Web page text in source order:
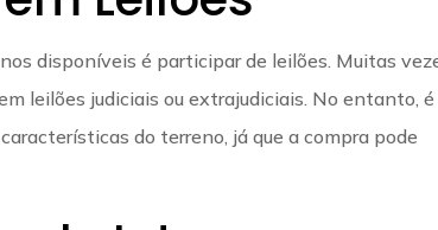
disponíveis é participar de leilões. Muitas
leilões judiciais ou extrajudiciais. No entanto, é
do terreno, já que a compra pode